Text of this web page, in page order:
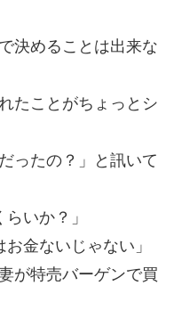
決めることは出来な
たことがちょっとシ
ったの？」と訊いて
いか？」
金ないじゃない」
が特売バーゲンで買